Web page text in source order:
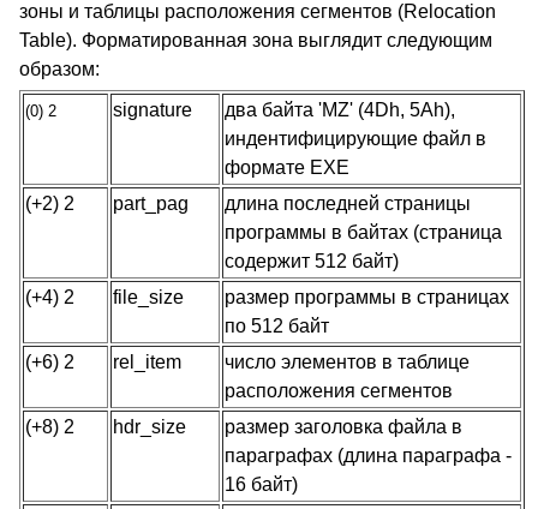
зоны и таблицы расположения сегментов (Relocation
Table). Форматированная зона выглядит следующим
образом:
(0) 2 signature
два байта 'MZ' (4Dh, 5Ah),
индентифицирующие файл в
формате EXE
(+2) 2
part_pag
длина последней страницы
программы в байтах (страница
содержит 512 байт)
(+4) 2
file_size
размер программы в страницах
по 512 байт
(+6) 2
rel_item
число элементов в таблице
расположения сегментов
(+8) 2
hdr_size
размер заголовка файла в
параграфах (длина параграфа -
16 байт)